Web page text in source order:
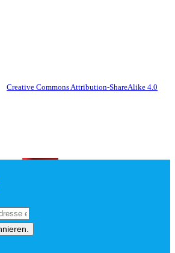
Creative Commons Attribution-ShareAlike 4.0